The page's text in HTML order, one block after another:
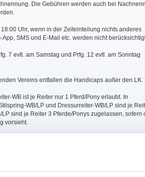
Die Gebühren werden auch bei
Uhr, wenn in der Zeiteinteilung nichts anderes
SMS und E-Mail etc. werden nicht
7 evtl. am Samstag und Prfg. 12 evtl. am Sonntag
Vereins entfallen die Handicaps außer den LK.
WB ist je Reiter nur 1 Pferd/Pony erlaubt. In
WB/LP und Dressurreiter-WB/LP sind je
sind je Reiter 3 Pferde/Ponys zugelassen, sofern
vorsieht.
eines Pferdes entstehen. Die Teilnahme, der